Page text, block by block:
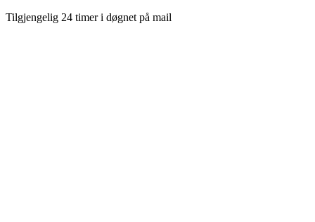
Tilgjengelig 24 timer i døgnet på mail